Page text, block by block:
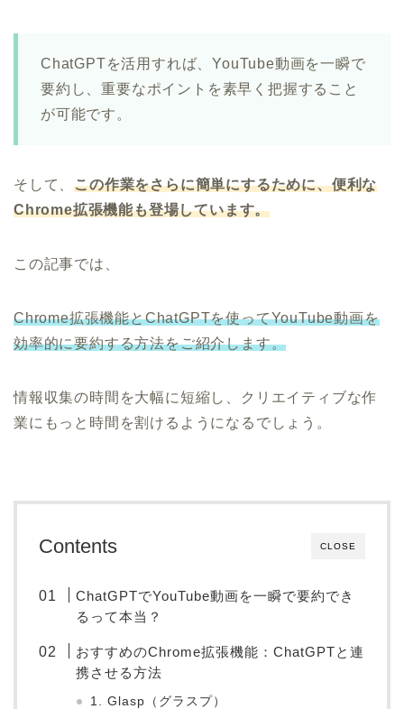
ChatGPTを活用すれば、YouTube動画を一瞬で
要約し、重要なポイントを素早く把握すること
が可能です。
そして、この作業をさらに簡単にするために、便利な
Chrome拡張機能も登場しています。
この記事では、
Chrome拡張機能とChatGPTを使ってYouTube動画を
効率的に要約する方法をご紹介します。
情報収集の時間を大幅に短縮し、クリエイティブな作
業にもっと時間を割けるようになるでしょう。
CLOSE
Contents
ChatGPTでYouTube動画を一瞬で要約でき
るって本当？
おすすめのChrome拡張機能：ChatGPTと連
携させる方法
1. Glasp（グラスプ）